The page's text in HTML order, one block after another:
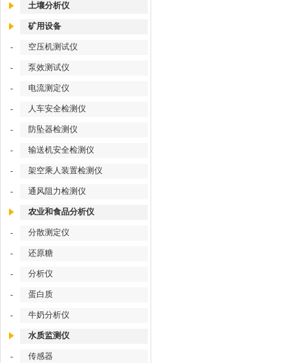
土壤分析仪
矿用设备
- 空压机测试仪
- 泵效测试仪
- 电流测定仪
- 人车安全检测仪
- 防坠器检测仪
- 输送机安全检测仪
- 架空乘人装置检测仪
- 通风阻力检测仪
农业和食品分析仪
- 分散测定仪
- 还原糖
- 分析仪
- 蛋白质
- 牛奶分析仪
水质监测仪
- 传感器